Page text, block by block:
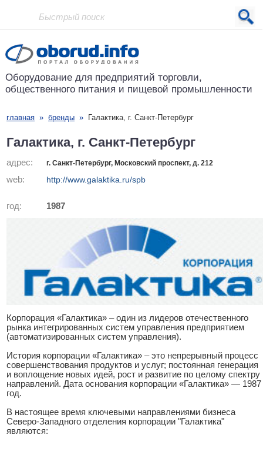
Проект основан в 2001 году
Оборудование для предприятий торговли,
общественного питания и пищевой промышленности
главная » бренды » Галактика, г. Санкт-Петербург
Галактика, г. Санкт-Петербург
адрес: г. Санкт-Петербург, Московский проспект, д. 212
web: http://www.galaktika.ru/spb
год: 1987
Корпорация «Галактика» – один из лидеров отечественного
рынка интегрированных систем управления предприятием
(автоматизированных систем управления).
История корпорации «Галактика» – это непрерывный процесс
совершенствования продуктов и услуг; постоянная генерация
и воплощение новых идей, рост и развитие по целому спектру
направлений. Дата основания корпорации «Галактика» — 1987
год.
В настоящее время ключевыми направлениями бизнеса
Северо-Западного отделения корпорации "Галактика"
являются: